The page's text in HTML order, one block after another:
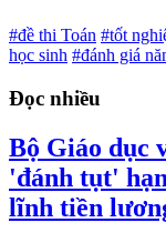
#đề thi Toán #tốt
học sinh #đánh giá
Đọc nhiều
Bộ Giáo dục
'đánh tụt'
lĩnh tiền